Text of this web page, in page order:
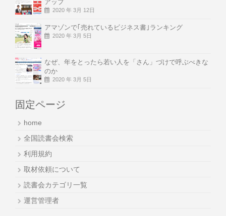
アップ
2020 年 3月 12日
アマゾンで｢売れているビジネス書｣ランキング
2020 年 3月 5日
なぜ、年をとったら若い人を「さん」づけで呼ぶべきな
のか
2020 年 3月 5日
固定ページ
home
全国読書会検索
利用規約
取材依頼について
読書会カテゴリ一覧
運営管理者